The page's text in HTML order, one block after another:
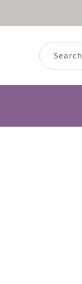
Search